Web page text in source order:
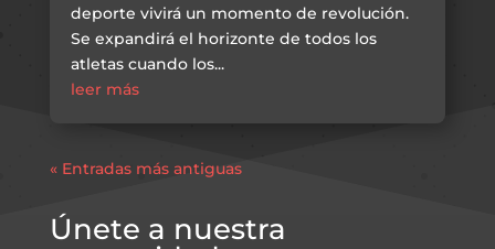
deporte vivirá un momento de revolución.
Se expandirá el horizonte de todos los
atletas cuando los...
leer más
« Entradas más antiguas
Únete a nuestra